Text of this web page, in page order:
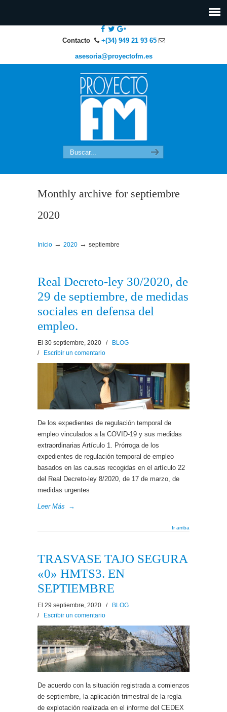
Contacto +(34) 949 21 93 65
asesoria@proyectofm.es
Monthly archive for septiembre
2020
Inicio → 2020 → septiembre
Real Decreto-ley 30/2020, de
29 de septiembre, de medidas
sociales en defensa del
empleo.
El 30 septiembre, 2020 /
BLOG
/
Escribir un comentario
De los expedientes de regulación temporal de
empleo vinculados a la COVID-19 y sus medidas
extraordinarias Artículo 1. Prórroga de los
expedientes de regulación temporal de empleo
basados en las causas recogidas en el artículo 22
del Real Decreto-ley 8/2020, de 17 de marzo, de
medidas urgentes
Leer Más →
Ir arriba
TRASVASE TAJO SEGURA
«0» HMTS3. EN
SEPTIEMBRE
El 29 septiembre, 2020 /
BLOG
/
Escribir un comentario
De acuerdo con la situación registrada a comienzos
de septiembre, la aplicación trimestral de la regla
de explotación realizada en el informe del CEDEX